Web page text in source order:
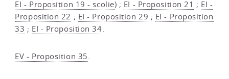
EI - Proposition 19 - scolie) ; EI - Proposition 21 ; EI -
Proposition 22 ; EI - Proposition 29 ; EI - Proposition
33 ; EI - Proposition 34.
EV - Proposition 35